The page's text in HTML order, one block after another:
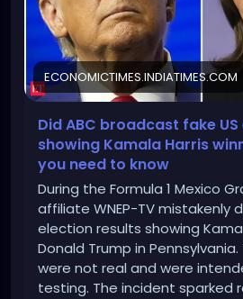
ECONOMICTIMES.INDIATIMES.COM
Did ABC broadcast fake
showing Kamala Harris
you need to know
During the Formula 1 Mexico
affiliate WNEP-TV mistakenly
election results showing
Donald Trump in
were not real and were
testing. The incident sparked